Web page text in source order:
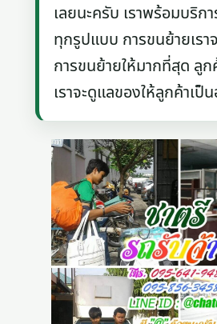
เลยนะครับ เราพร้อมบริก
ทุกรูปแบบ การขนย้ายเรา
การขนย้ายให้มากที่สุด ลู
เราจะดูแลของให้ลูกค้าเป็